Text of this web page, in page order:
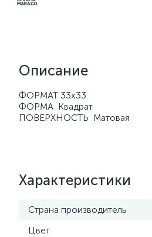
Описание
ФОРМАТ 33х33
ФОРМА Квадрат
ПОВЕРХНОСТЬ Матовая
Характеристики
Страна производитель
Цвет